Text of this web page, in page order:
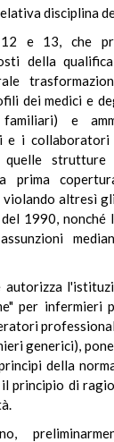
disciplina
e 13, che
della
dei medici e
e
e i
quelle strutture
prima
altresì
del 1990, nonché
autorizza
per infermieri
generici),
della
principio di